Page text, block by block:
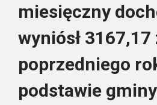
miesięczny
wyniósł
poprzedniego
podstawie